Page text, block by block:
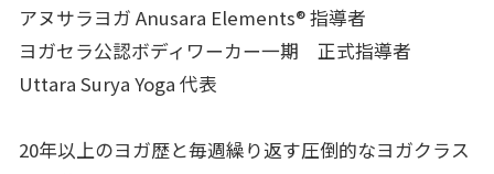
アヌサラヨガ Anusara Elements®︎ 指導者
ヨガセラ公認ボディワーカー一期 正式指導者
Uttara Surya Yoga 代表
20年以上のヨガ歴と毎週繰り返す圧倒的なヨガクラス